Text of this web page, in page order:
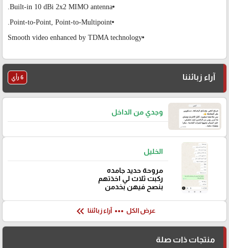
Built-in 10 dBi 2x2 MIMO antenna.
Point-to-Point, Point-to-Multipoint.
Smooth video enhanced by TDMA technology
آراء زبائننا 6 رأي
وجدي من الداخل
الخليل
مروحة حديد جامده
ركبت ثلاث لي اخذتهم
بنصح فيهن بخدمن
عرض الكل more_horiz آراء زبائننا keyboard_double_arrow_left
منتجات ذات صلة